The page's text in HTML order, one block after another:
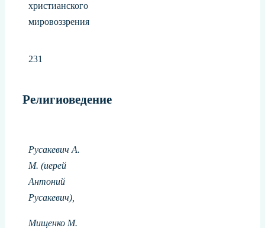
христианского
мировоззрения
231
Религиоведение
Русакевич А.
М. (иерей
Антоний
Русакевич),
Мищенко М.